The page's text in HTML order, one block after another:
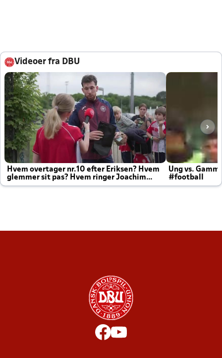
Videoer fra DBU
Hvem overtager nr.10 efter Eriksen? Hvem
glemmer sit pas? Hvem ringer Joachim
altid til efter kampe?
Ung vs.
#football